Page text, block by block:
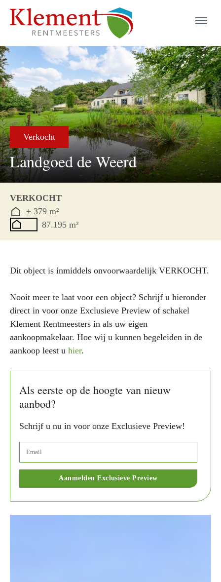
Verkocht
Landgoed de Weerd
VERKOCHT
± 379 m²
87.195 m²
Dit object is inmiddels onvoorwaardelijk VERKOCHT.
Nooit meer te laat voor een object? Schrijf u hieronder
direct in voor onze Exclusieve Preview of schakel
Klement Rentmeesters in als uw eigen
aankoopmakelaar. Hoe wij u kunnen begeleiden in de
aankoop leest u hier.
Als eerste op de hoogte van nieuw
aanbod?
Schrijf u nu in voor onze Exclusieve Preview!